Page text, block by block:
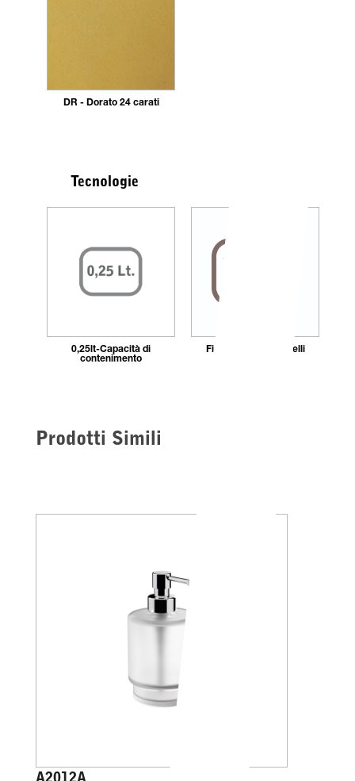
DR - Dorato 24 carati
Tecnologie
0,25lt-Capacità di
contenimento
Fissaggio_con_tasselli
Prodotti Simili